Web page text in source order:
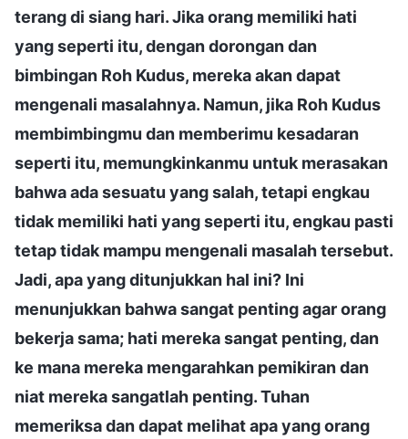
terang di siang hari. Jika orang memiliki hati
yang seperti itu, dengan dorongan dan
bimbingan Roh Kudus, mereka akan dapat
mengenali masalahnya. Namun, jika Roh Kudus
membimbingmu dan memberimu kesadaran
seperti itu, memungkinkanmu untuk merasakan
bahwa ada sesuatu yang salah, tetapi engkau
tidak memiliki hati yang seperti itu, engkau pasti
tetap tidak mampu mengenali masalah tersebut.
Jadi, apa yang ditunjukkan hal ini? Ini
menunjukkan bahwa sangat penting agar orang
bekerja sama; hati mereka sangat penting, dan
ke mana mereka mengarahkan pemikiran dan
niat mereka sangatlah penting. Tuhan
memeriksa dan dapat melihat apa yang orang